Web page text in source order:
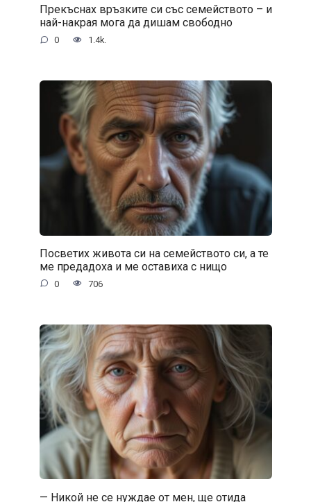
Прекъснах връзките си със семейството – и
най-накрая мога да дишам свободно
0 1.4k.
Посветих живота си на семейството си, а те
ме предадоха и ме оставиха с нищо
0 706
— Никой не се нуждае от мен, ще отида